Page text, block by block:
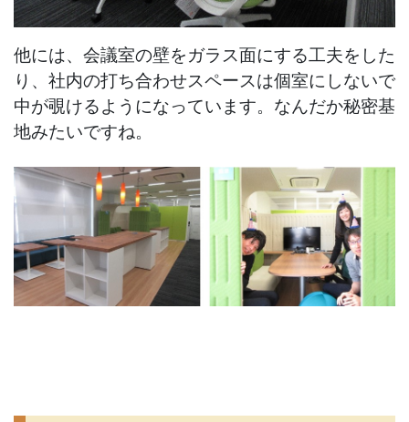
他には、会議室の壁をガラス面にする工夫をした
り、社内の打ち合わせスペースは個室にしないで
中が覗けるようになっています。なんだか秘密基
地みたいですね。